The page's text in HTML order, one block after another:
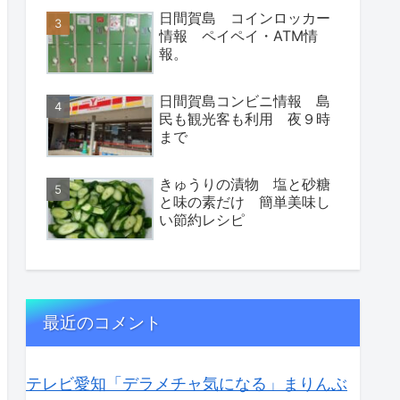
日間賀島 コインロッカー
情報 ペイペイ・ATM情
報。
日間賀島コンビニ情報 島
民も観光客も利用 夜９時
まで
きゅうりの漬物 塩と砂糖
と味の素だけ 簡単美味し
い節約レシピ
最近のコメント
テレビ愛知「デラメチャ気になる」まりんぶ